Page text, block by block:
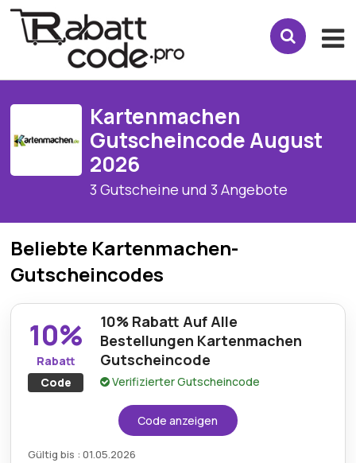
Kartenmachen
Gutscheincode August
2026
3 Gutscheine und 3 Angebote
Beliebte Kartenmachen-
Gutscheincodes
10%
Rabatt
Code
10% Rabatt Auf Alle
Bestellungen Kartenmachen
Gutscheincode
Verifizierter Gutscheincode
Code anzeigen
Gültig bis : 01.05.2026